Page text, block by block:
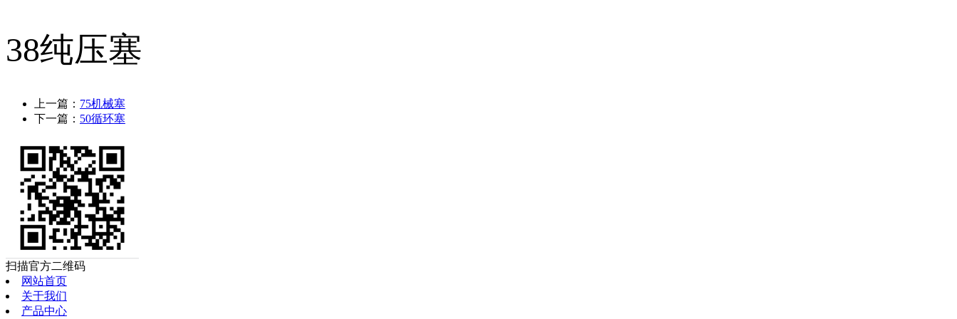
38纯压塞
上一篇： 75机械塞
下一篇： 50循环塞
扫描官方二维码
网站首页
关于我们
产品中心